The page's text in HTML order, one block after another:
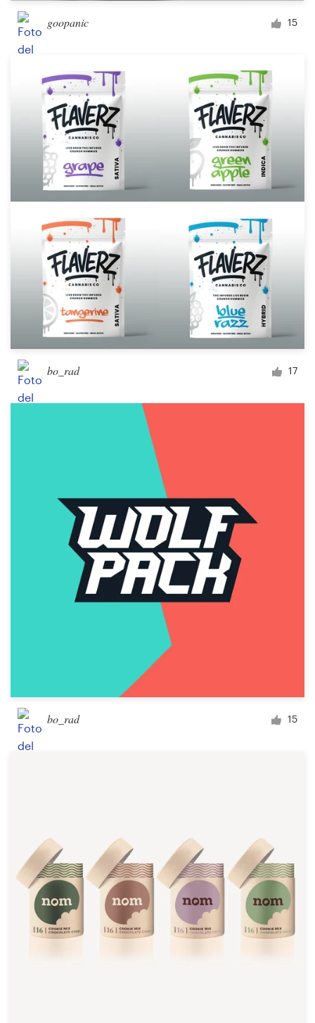
goopanic 15
bo_rad 17
bo_rad 15